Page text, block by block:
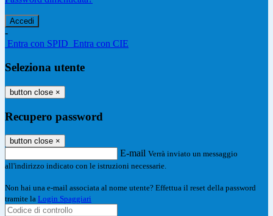
-
Entra con SPID Entra con CIE
Seleziona utente
button close ×
Recupero password
button close ×
E-mail Verrà inviato un messaggio
all'indirizzo indicato con le istruzioni necessarie.
Non hai una e-mail associata al nome utente? Effettua il reset della password
tramite la Login Spaggiari